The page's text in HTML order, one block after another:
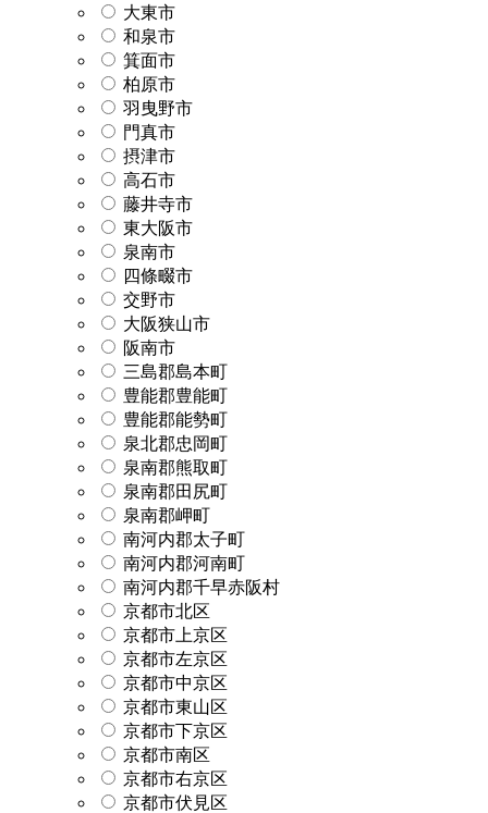
大東市
和泉市
箕面市
柏原市
羽曳野市
門真市
摂津市
高石市
藤井寺市
東大阪市
泉南市
四條畷市
交野市
大阪狭山市
阪南市
三島郡島本町
豊能郡豊能町
豊能郡能勢町
泉北郡忠岡町
泉南郡熊取町
泉南郡田尻町
泉南郡岬町
南河内郡太子町
南河内郡河南町
南河内郡千早赤阪村
京都市北区
京都市上京区
京都市左京区
京都市中京区
京都市東山区
京都市下京区
京都市南区
京都市右京区
京都市伏見区